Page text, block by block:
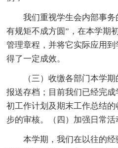
我们重视学生会内部事
有规矩不成方圆”，在本学期
管理章程，并将它实际应用
得了一定成效。
（三）收缴各部门本学
报送存档；目前我们已经完
初工作计划及期末工作总结
步的审核。（四）加强日常活
本学期，我们在以往的